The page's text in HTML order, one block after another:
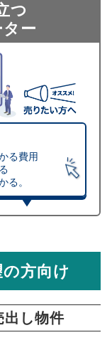
つ
ー
る費用
る。
ション
万円
レーター
方向け
出し物件